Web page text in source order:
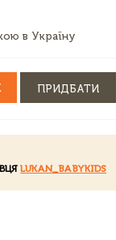
в Україну
ПРИДБАТИ
LUKAN_BABYKIDS